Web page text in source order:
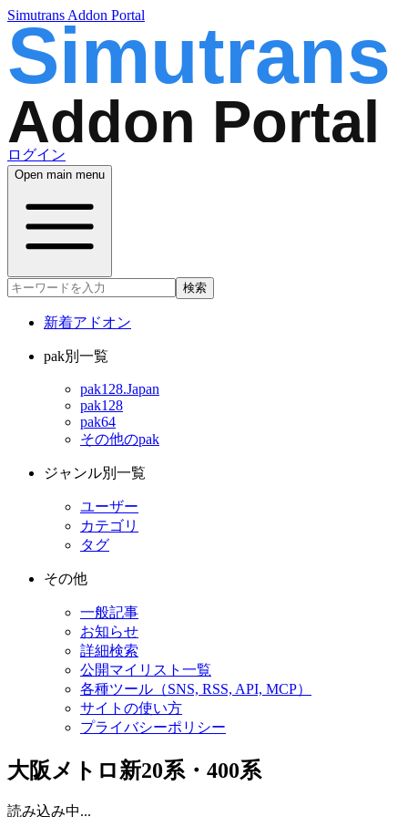
Simutrans Addon Portal
ログイン
Open main menu
検索
新着アドオン
pak別一覧
pak128.Japan
pak128
pak64
その他のpak
ジャンル別一覧
ユーザー
カテゴリ
タグ
その他
一般記事
お知らせ
詳細検索
公開マイリスト一覧
各種ツール（SNS, RSS, API, MCP）
サイトの使い方
プライバシーポリシー
大阪メトロ新20系・400系
読み込み中...